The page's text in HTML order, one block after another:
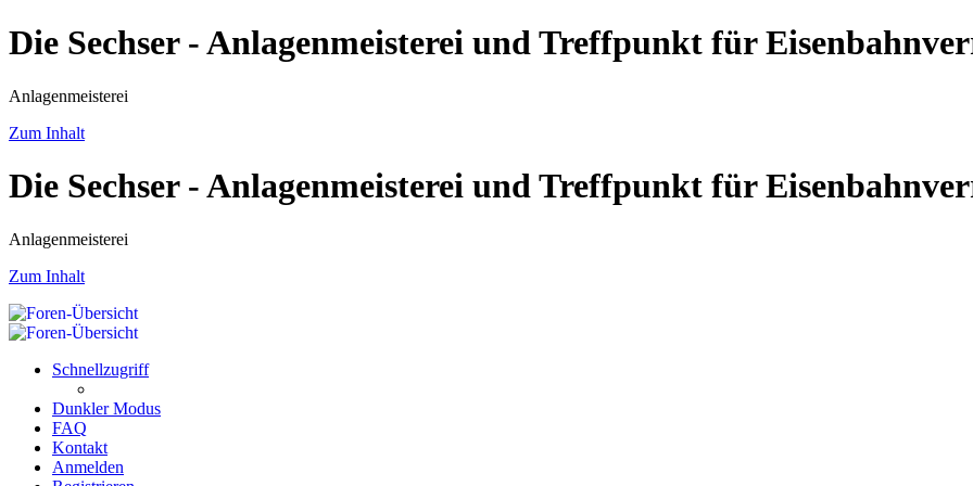
Die Sechser - Anlagenmeisterei und Treffpunkt für
Anlagenmeisterei
Zum Inhalt
Die Sechser - Anlagenmeisterei und Treffpunkt für
Anlagenmeisterei
Zum Inhalt
Schnellzugriff
Dunkler Modus
FAQ
Kontakt
Anmelden